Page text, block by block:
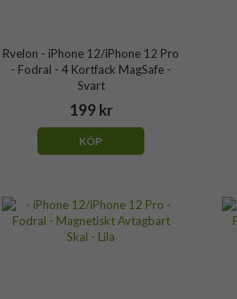
Rvelon - iPhone 12/iPhone 12 Pro
- Fodral - 4 Kortfack MagSafe -
Svart
199 kr
KÖP